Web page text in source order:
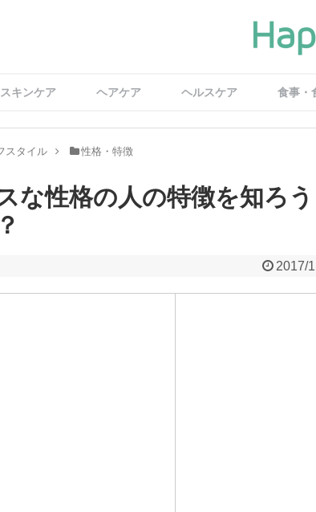
スキンケア ヘアケア ヘルスケア 食事・
スタイル 性格・特徴
な性格の人の特徴を知ろ
2017/